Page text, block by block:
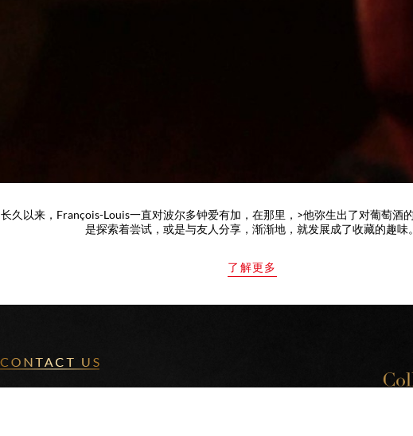
长久以来，François-Louis一直对波尔多钟爱有加，在那里，>他弥生出了对葡萄酒
是探索着尝试，或是与友人分享，渐渐地，就发展成了收藏的趣味。
了解更多